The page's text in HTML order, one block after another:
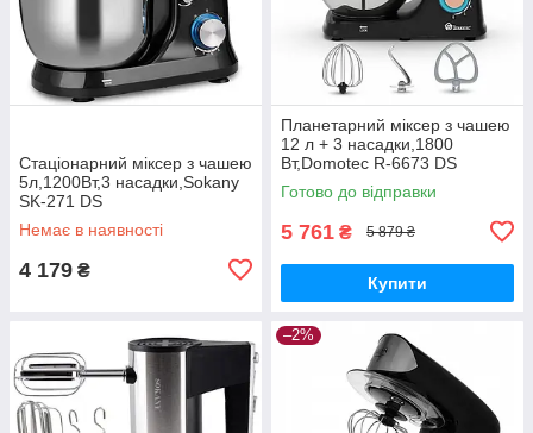
Стаціонарний міксер з чашею
5л,1200Вт,3 насадки,Sokany
SK-271 DS
Немає в наявності
4 179 ₴
Планетарний міксер з чашею
12 л + 3 насадки,1800
Вт,Domotec R-6673 DS
Готово до відправки
5 761 ₴ 5 879 ₴
Купити
–2%